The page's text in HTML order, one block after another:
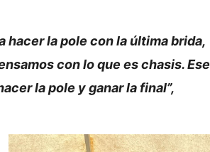
hacer la pole con la última brida,
con lo que es chasis. Ese
la pole y ganar la final”,